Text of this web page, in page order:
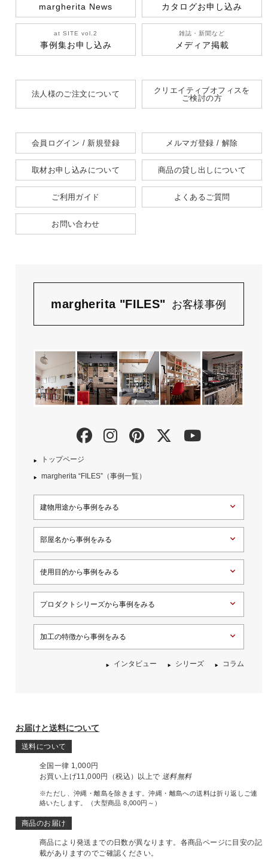
margherita News カタログお申し込み
at SITE vol.2
事例集お申し込み
雑誌・新聞など
メディア掲載
法人様のご注文について
クリエイティブオフィスを
ご検討の方
会員ログイン / 新規登録 メルマガ登録 / 解除
取材お申し込みについて 商品の貸し出しについて
ご利用ガイド よくあるご質問
お問い合わせ
margherita "FILES" お客様事例
トップページ
margherita “FILES”（事例一覧）
建物用途から事例をみる
部屋名から事例をみる
使用目的から事例をみる
プロダクトシリーズから事例をみる
加工の特徴から事例をみる
インタビュー シリーズ コラム
お届けと送料について
送料について
全国一律 1,000円
お買い上げ11,000円（税込）以上で 送料無料
※ただし、沖縄・離島を除きます。沖縄・離島への送料は折り返しご連
絡いたします。（大型商品 8,000円～）
商品のお届け
商品により発送までの日数が異なります。各商品ページに目安の記
載がありますのでご確認ください。